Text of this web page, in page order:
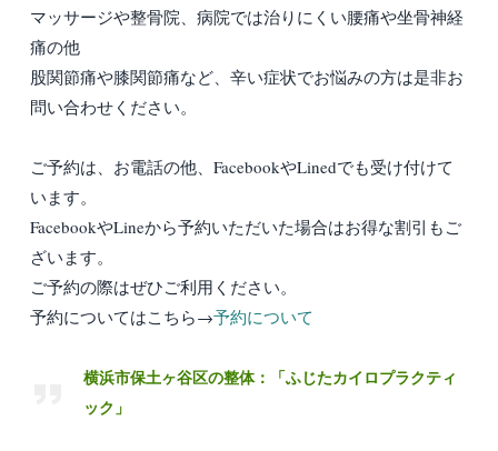
マッサージや整骨院、病院では治りにくい腰痛や坐骨神経
痛の他
股関節痛や膝関節痛など、辛い症状でお悩みの方は是非お
問い合わせください。
ご予約は、お電話の他、FacebookやLinedでも受け付けて
います。
FacebookやLineから予約いただいた場合はお得な割引もご
ざいます。
ご予約の際はぜひご利用ください。
予約についてはこちら→予約について
横浜市保土ヶ谷区の整体：「ふじたカイロプラクティ
ック」